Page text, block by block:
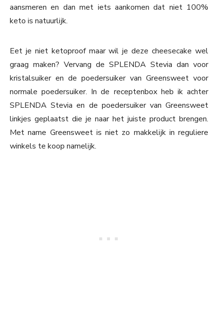
aansmeren en dan met iets aankomen dat niet 100%
keto is natuurlijk.
Eet je niet ketoproof maar wil je deze cheesecake wel
graag maken? Vervang de SPLENDA Stevia dan voor
kristalsuiker en de poedersuiker van Greensweet voor
normale poedersuiker. In de receptenbox heb ik achter
SPLENDA Stevia en de poedersuiker van Greensweet
linkjes geplaatst die je naar het juiste product brengen.
Met name Greensweet is niet zo makkelijk in reguliere
winkels te koop namelijk.